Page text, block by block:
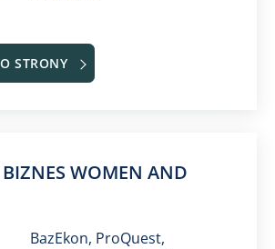
STRONY
WOMEN AND
BazEkon, ProQuest,